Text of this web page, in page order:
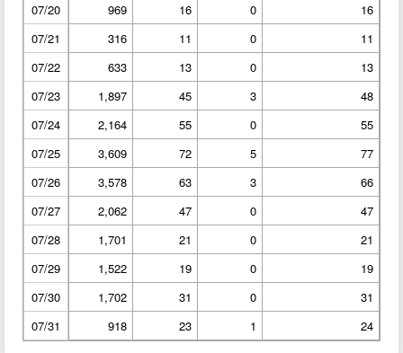
07/20
969 16 0
16
07/21
316 11 0
11
07/22
633 13 0
13
07/23
1,897 45 3
48
07/24
2,164 55 0
55
07/25
3,609 72 5
77
07/26
3,578 63 3
66
07/27
2,062 47 0
47
07/28
1,701 21 0
21
07/29
1,522 19 0
19
07/30
1,702 31 0
31
07/31
918 23 1 24